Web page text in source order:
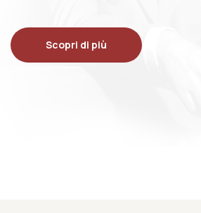
Scopri di più